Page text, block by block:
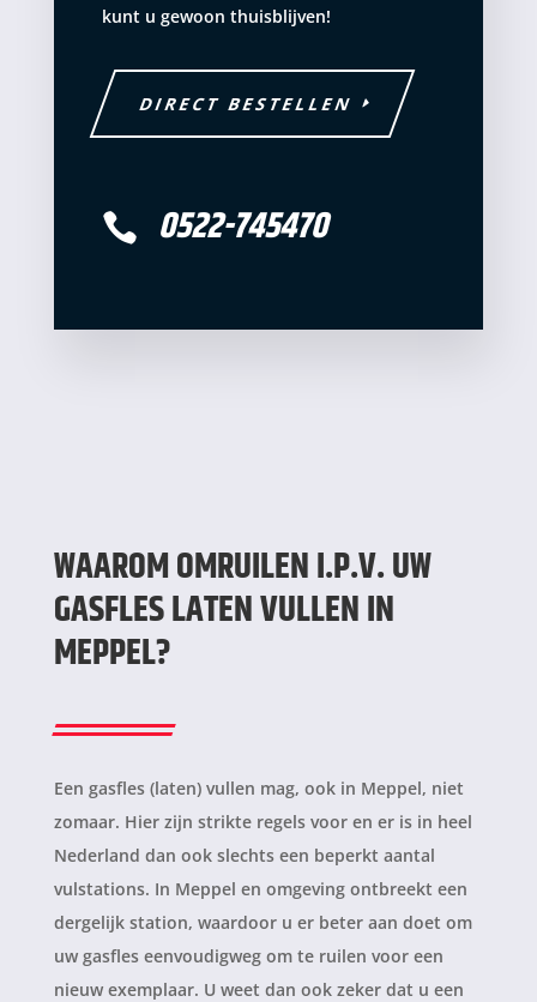
kunt u gewoon thuisblijven!
DIRECT BESTELLEN
 0522-745470
WAAROM OMRUILEN I.P.V. UW
GASFLES LATEN VULLEN IN
MEPPEL?
Een gasfles (laten) vullen mag, ook in Meppel, niet
zomaar. Hier zijn strikte regels voor en er is in heel
Nederland dan ook slechts een beperkt aantal
vulstations. In Meppel en omgeving ontbreekt een
dergelijk station, waardoor u er beter aan doet om
uw gasfles eenvoudigweg om te ruilen voor een
nieuw exemplaar. U weet dan ook zeker dat u een